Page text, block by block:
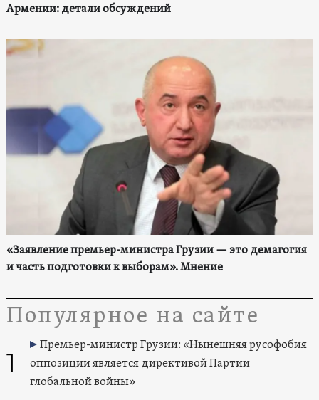
Армении: детали обсуждений
«Заявление премьер-министра Грузии — это демагогия
и часть подготовки к выборам». Мнение
Популярное на сайте
1
Премьер-министр Грузии: «Нынешняя русофобия
оппозиции является директивой Партии
глобальной войны»